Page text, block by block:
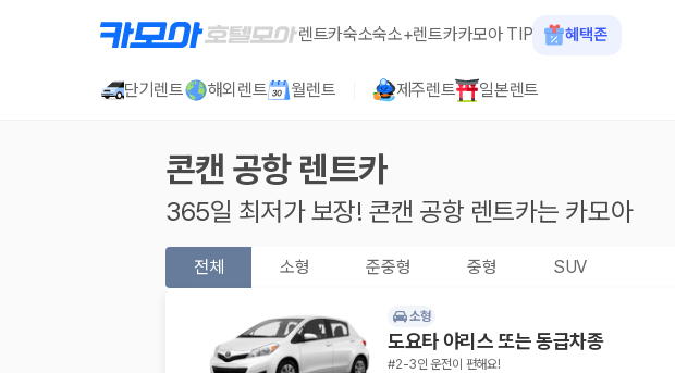
렌트카숙소숙소+렌트카카모아 TIP 혜택존
단기렌트 해외렌트 월렌트 제주렌트 일본렌트
콘캔 공항렌트카
365일 최저가 보장! 콘캔 공항 렌트카는 카모아
전체 소형 준중형 중형 SUV
소형
도요타 야리스 또는 동급차종
#2-3인 운전이 편해요!